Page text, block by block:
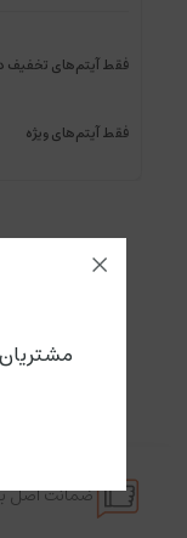
فقط آیتم‌های تخفیف
فقط آیتم‌های ویژه
ضمانت اصل
مشتریان عزیز